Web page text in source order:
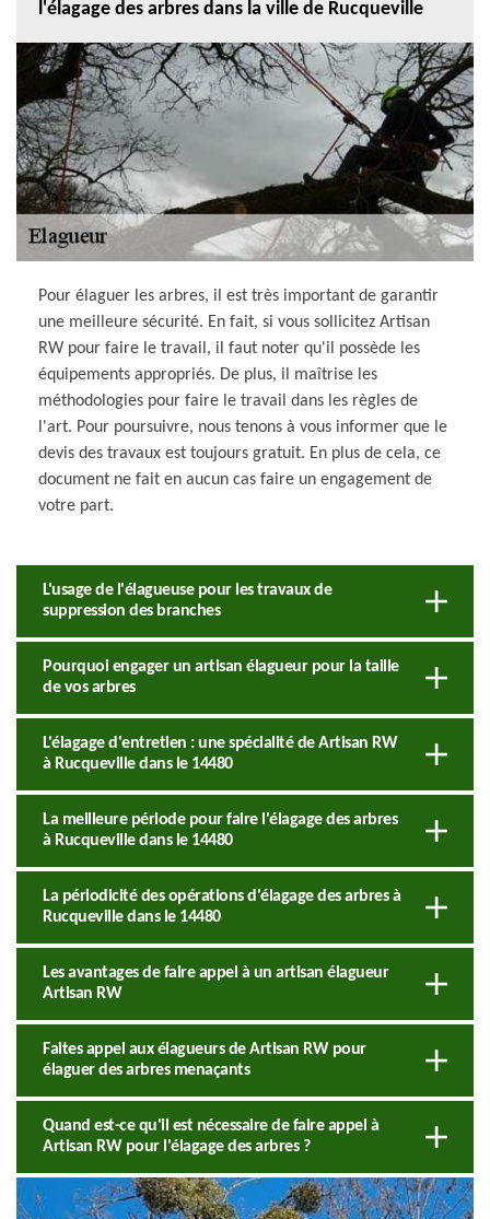
l'élagage des arbres dans la ville de Rucqueville
Pour élaguer les arbres, il est très important de garantir
une meilleure sécurité. En fait, si vous sollicitez Artisan
RW pour faire le travail, il faut noter qu'il possède les
équipements appropriés. De plus, il maîtrise les
méthodologies pour faire le travail dans les règles de
l'art. Pour poursuivre, nous tenons à vous informer que le
devis des travaux est toujours gratuit. En plus de cela, ce
document ne fait en aucun cas faire un engagement de
votre part.
L'usage de l'élagueuse pour les travaux de
suppression des branches
Pourquoi engager un artisan élagueur pour la taille
de vos arbres
L'élagage d'entretien : une spécialité de Artisan RW
à Rucqueville dans le 14480
La meilleure période pour faire l'élagage des arbres
à Rucqueville dans le 14480
La périodicité des opérations d'élagage des arbres à
Rucqueville dans le 14480
Les avantages de faire appel à un artisan élagueur
Artisan RW
Faites appel aux élagueurs de Artisan RW pour
élaguer des arbres menaçants
Quand est-ce qu'il est nécessaire de faire appel à
Artisan RW pour l'élagage des arbres ?